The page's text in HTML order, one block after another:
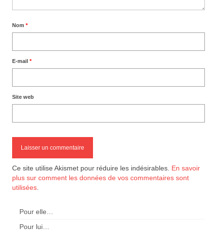
Nom *
E-mail *
Site web
Ce site utilise Akismet pour réduire les indésirables. En savoir
plus sur comment les données de vos commentaires sont
utilisées
Pour elle…
Pour lui…